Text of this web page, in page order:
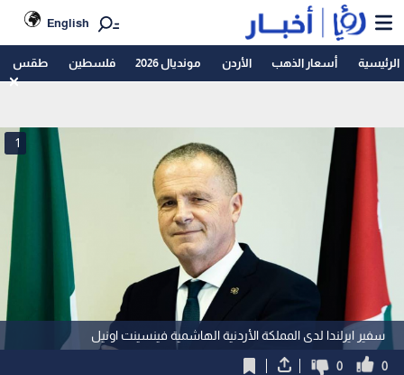
English
الرئيسية أسعار الذهب الأردن مونديال 2026 فلسطين طقس
سفير ايرلندا لدى المملكة الأردنية الهاشمية فينسينت اونيل
1
0
0